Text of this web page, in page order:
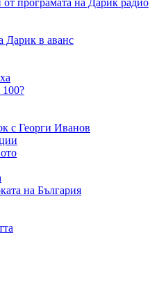
програмата на Дарик радио
Дарик в аванс
с Георги Иванов
на България